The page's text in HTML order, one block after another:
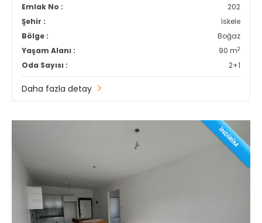
Emlak No :
202
Şehir :
İskele
Bölge :
Boğaz
Yaşam Alanı :
90 m2
Oda Sayısı : 2+1
Daha fazla detay
İNDİRİM